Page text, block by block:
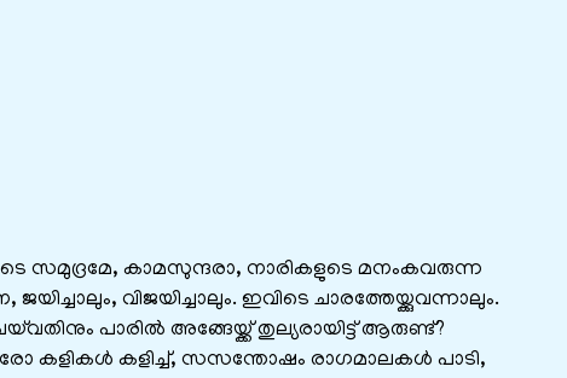
സമുദ്രമേ, കാമസുന്ദരാ, നാരികളുടെ മനംകവരുന്ന
വിജയിച്ചാലും. ഇവിടെ ചാരത്തേയ്ക്കുവന്നാലും.
പാരില്‍ അങ്ങേയ്ക്ക് തുല്യരായിട്ട് ആരുണ്ട്?
കളികള്‍ കളിച്ച്, സസന്തോഷം രാഗമാലകള്‍ പാടി,